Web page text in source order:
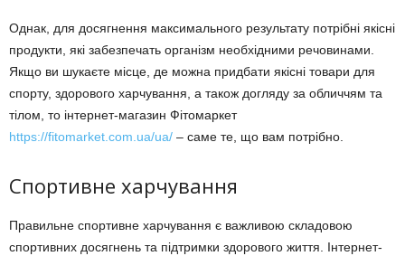
Однак, для досягнення максимального результату потрібні якісні
продукти, які забезпечать організм необхідними речовинами.
Якщо ви шукаєте місце, де можна придбати якісні товари для
спорту, здорового харчування, а також догляду за обличчям та
тілом, то інтернет-магазин Фітомаркет
https://fitomarket.com.ua/ua/ – саме те, що вам потрібно.
Спортивне харчування
Правильне спортивне харчування є важливою складовою
спортивних досягнень та підтримки здорового життя. Інтернет-